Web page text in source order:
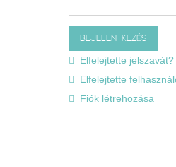
Elfelejtette jelszavát?
Elfelejtette
Fiók létrehozása